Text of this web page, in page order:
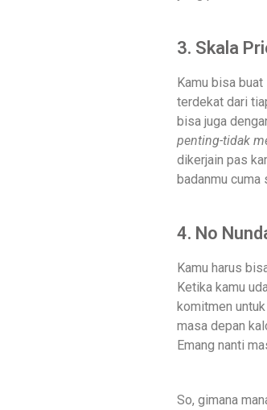
3. Skala
Kamu bisa
terdekat dari
bisa juga
penting-tidak
dikerjain pas
badanmu cuma
4. No
Kamu harus
Ketika kamu
komitmen
masa depan
Emang nanti
So, gimana